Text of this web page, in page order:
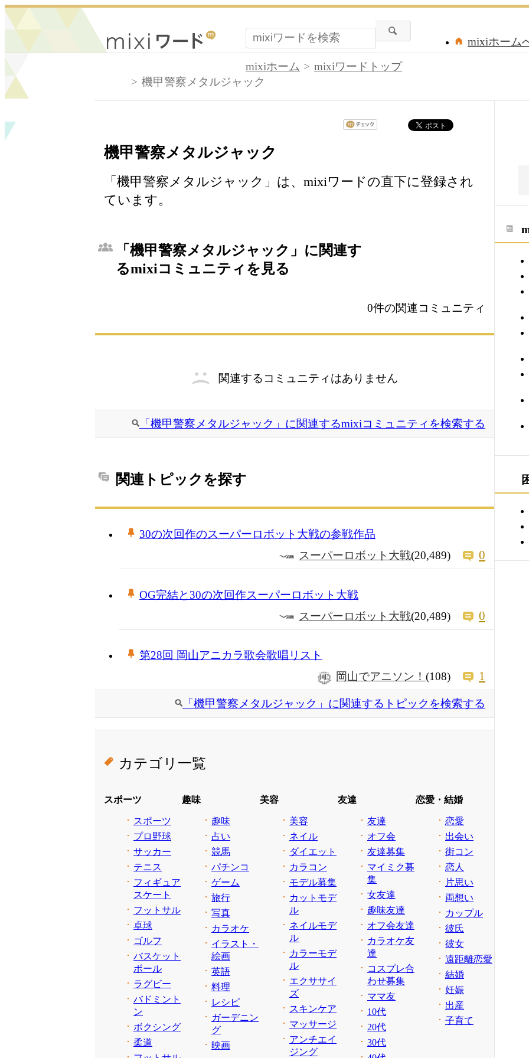
mixiホーム
mixiホーム
mixiワードトップ
機甲警察メタルジャック
機甲警察メタルジャック
「機甲警察メタルジャック」は、mixiワードの直下に登録され
ています。
「機甲警察メタルジャック」に関連す
るmixiコミュニティを見る
0件の関連コミュニティ
関連するコミュニティはありません
「機甲警察メタルジャック」に関連するmixiコミュニティを検索する
関連トピックを探す
30の次回作のスーパーロボット大戦の参戦作品
スーパーロボット大戦(20,489) 0
OG完結と30の次回作スーパーロボット大戦
スーパーロボット大戦(20,489) 0
第28回 岡山アニカラ歌会歌唱リスト
岡山でアニソン！ (108) 1
「機甲警察メタルジャック」に関連するトピックを検索する
カテゴリ一覧
スポーツ
スポーツ
プロ野球
サッカー
テニス
フィギュア
スケート
フットサル
卓球
ゴルフ
バスケット
ボール
ラグビー
バドミント
ン
ボクシング
柔道
趣味
趣味
占い
競馬
パチンコ
ゲーム
旅行
写真
カラオケ
イラスト・
絵画
英語
料理
レシピ
ガーデニン
グ
映画
美容
美容
ネイル
ダイエット
カラコン
モデル募集
カットモデ
ル
ネイルモデ
ル
カラーモデ
ル
エクササイ
ズ
スキンケア
マッサージ
アンチエイ
ジング
友達
友達
オフ会
友達募集
マイミク募
集
女友達
趣味友達
オフ会友達
カラオケ友
達
コスプレ合
わせ募集
ママ友
10代
20代
30代
恋愛・結婚
恋愛
出会い
街コン
恋人
片思い
両想い
カップル
彼氏
彼女
遠距離恋愛
結婚
妊娠
出産
子育て